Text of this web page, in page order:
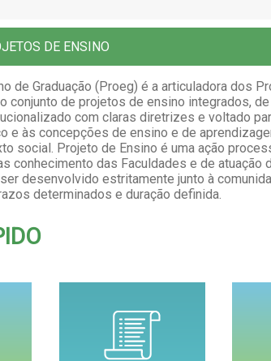
DE ENSINO
de Graduação (Proeg) é a articuladora dos
conjunto de projetos de ensino integrados,
com claras diretrizes e voltado
e às concepções de ensino e de
social. Projeto de Ensino é uma ação
conhecimento das Faculdades e de atuação
desenvolvido estritamente junto à
determinados e duração definida.